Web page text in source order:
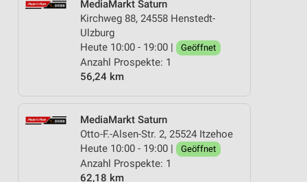
MediaMarkt Saturn
Kirchweg 88, 24558 Henstedt-
Ulzburg
Heute 10:00 - 19:00 |
Geöffnet
Anzahl Prospekte: 1
56,24 km
MediaMarkt Saturn
Otto-F.-Alsen-Str. 2, 25524 Itzehoe
Heute 10:00 - 19:00 |
Geöffnet
Anzahl Prospekte: 1
62,18 km